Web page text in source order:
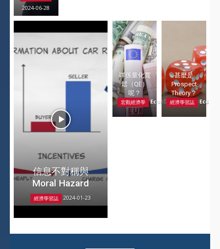
2024-06-28
信息不對稱與
Moral Hazard
經濟學習誌 2024-01-23
咩係量化寬
鬆（QE）
呢？
宏觀經濟學 Econ記者 - 2024-04-12
甚麼是
Prospect
Theory？
經濟學習誌 Econ記